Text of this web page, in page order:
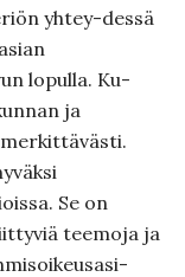
yhtey-dessä
lopulla. Ku-
ja
Se on
teemoja ja